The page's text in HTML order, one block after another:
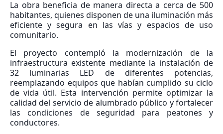
La obra beneficia de manera directa a cerca de 500
habitantes, quienes disponen de una iluminación más
eficiente y segura en las vías y espacios de uso
comunitario.
El proyecto contempló la modernización de la
infraestructura existente mediante la instalación de
32 luminarias LED de diferentes potencias,
reemplazando equipos que habían cumplido su ciclo
de vida útil. Esta intervención permite optimizar la
calidad del servicio de alumbrado público y fortalecer
las condiciones de seguridad para peatones y
conductores.